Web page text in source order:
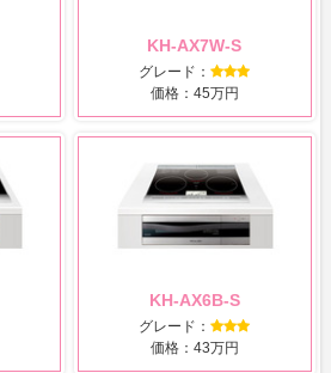
KH-AX7W-S
グレード：
価格：45万円
KH-AX6B-S
グレード：
価格：43万円